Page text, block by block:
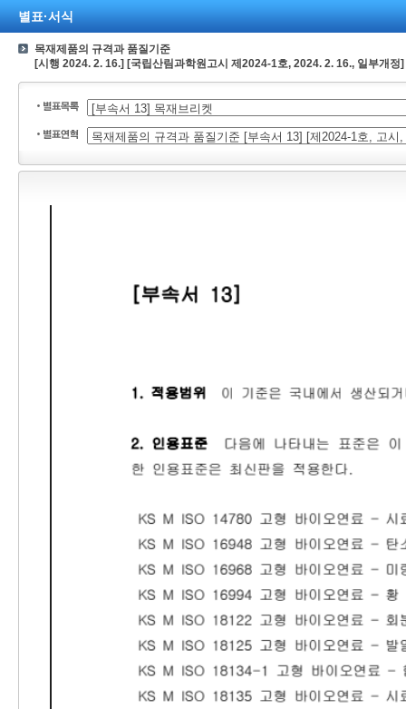
별표·서식
목재제품의 규격과 품질기준
[시행 2024. 2. 16.] [국립산림과학원고시 제2024-1호, 2024. 2. 16., 일부개정]